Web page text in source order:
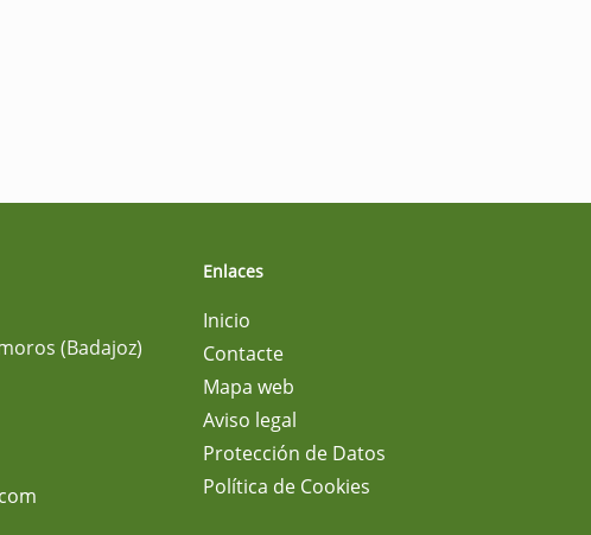
(Badajoz)
Enlaces
Inicio
Contacte
Mapa web
Aviso legal
Protección de Datos
Política de Cookies